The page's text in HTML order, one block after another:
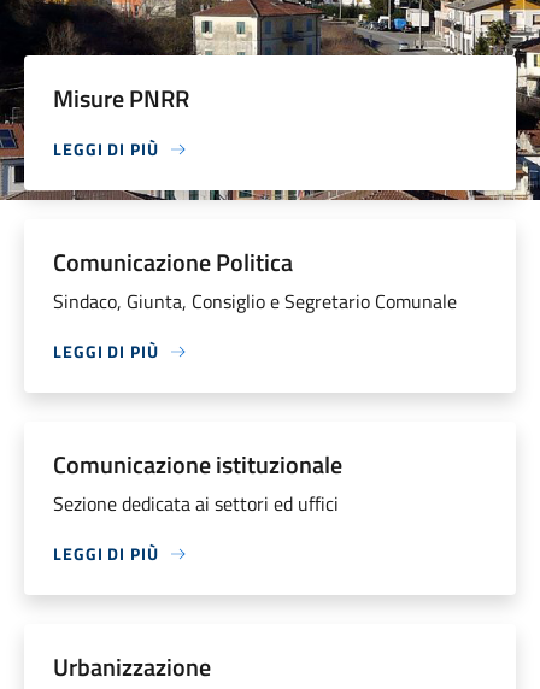
Misure PNRR
LEGGI DI PIÙ
Comunicazione Politica
Sindaco, Giunta, Consiglio e Segretario Comunale
LEGGI DI PIÙ
Comunicazione istituzionale
Sezione dedicata ai settori ed uffici
LEGGI DI PIÙ
Urbanizzazione